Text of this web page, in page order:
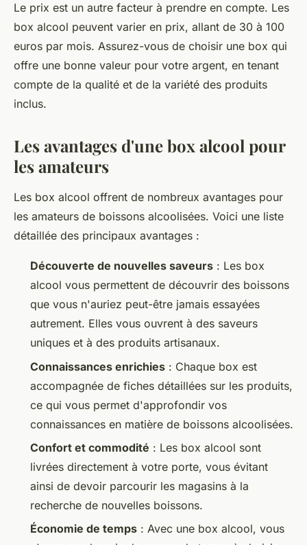
Le prix est un autre facteur à prendre en compte. Les
box alcool peuvent varier en prix, allant de 30 à 100
euros par mois. Assurez-vous de choisir une box qui
offre une bonne valeur pour votre argent, en tenant
compte de la qualité et de la variété des produits
inclus.
Les avantages d'une box alcool pour
les amateurs
Les box alcool offrent de nombreux avantages pour
les amateurs de boissons alcoolisées. Voici une liste
détaillée des principaux avantages :
Découverte de nouvelles saveurs : Les box
alcool vous permettent de découvrir des boissons
que vous n'auriez peut-être jamais essayées
autrement. Elles vous ouvrent à des saveurs
uniques et à des produits artisanaux.
Connaissances enrichies : Chaque box est
accompagnée de fiches détaillées sur les produits,
ce qui vous permet d'approfondir vos
connaissances en matière de boissons alcoolisées.
Confort et commodité : Les box alcool sont
livrées directement à votre porte, vous évitant
ainsi de devoir parcourir les magasins à la
recherche de nouvelles boissons.
Économie de temps : Avec une box alcool, vous